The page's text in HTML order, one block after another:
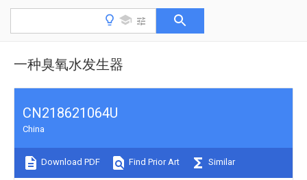
一种臭氧水发生器
CN218621064U
China
Download PDF Find Prior Art Similar